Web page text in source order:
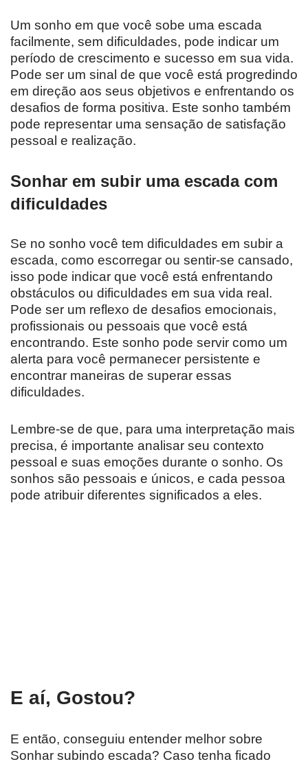
Um sonho em que você sobe uma escada
facilmente, sem dificuldades, pode indicar um
período de crescimento e sucesso em sua vida.
Pode ser um sinal de que você está progredindo
em direção aos seus objetivos e enfrentando os
desafios de forma positiva. Este sonho também
pode representar uma sensação de satisfação
pessoal e realização.
Sonhar em subir uma escada com
dificuldades
Se no sonho você tem dificuldades em subir a
escada, como escorregar ou sentir-se cansado,
isso pode indicar que você está enfrentando
obstáculos ou dificuldades em sua vida real.
Pode ser um reflexo de desafios emocionais,
profissionais ou pessoais que você está
encontrando. Este sonho pode servir como um
alerta para você permanecer persistente e
encontrar maneiras de superar essas
dificuldades.
Lembre-se de que, para uma interpretação mais
precisa, é importante analisar seu contexto
pessoal e suas emoções durante o sonho. Os
sonhos são pessoais e únicos, e cada pessoa
pode atribuir diferentes significados a eles.
E aí, Gostou?
E então, conseguiu entender melhor sobre
Sonhar subindo escada? Caso tenha ficado